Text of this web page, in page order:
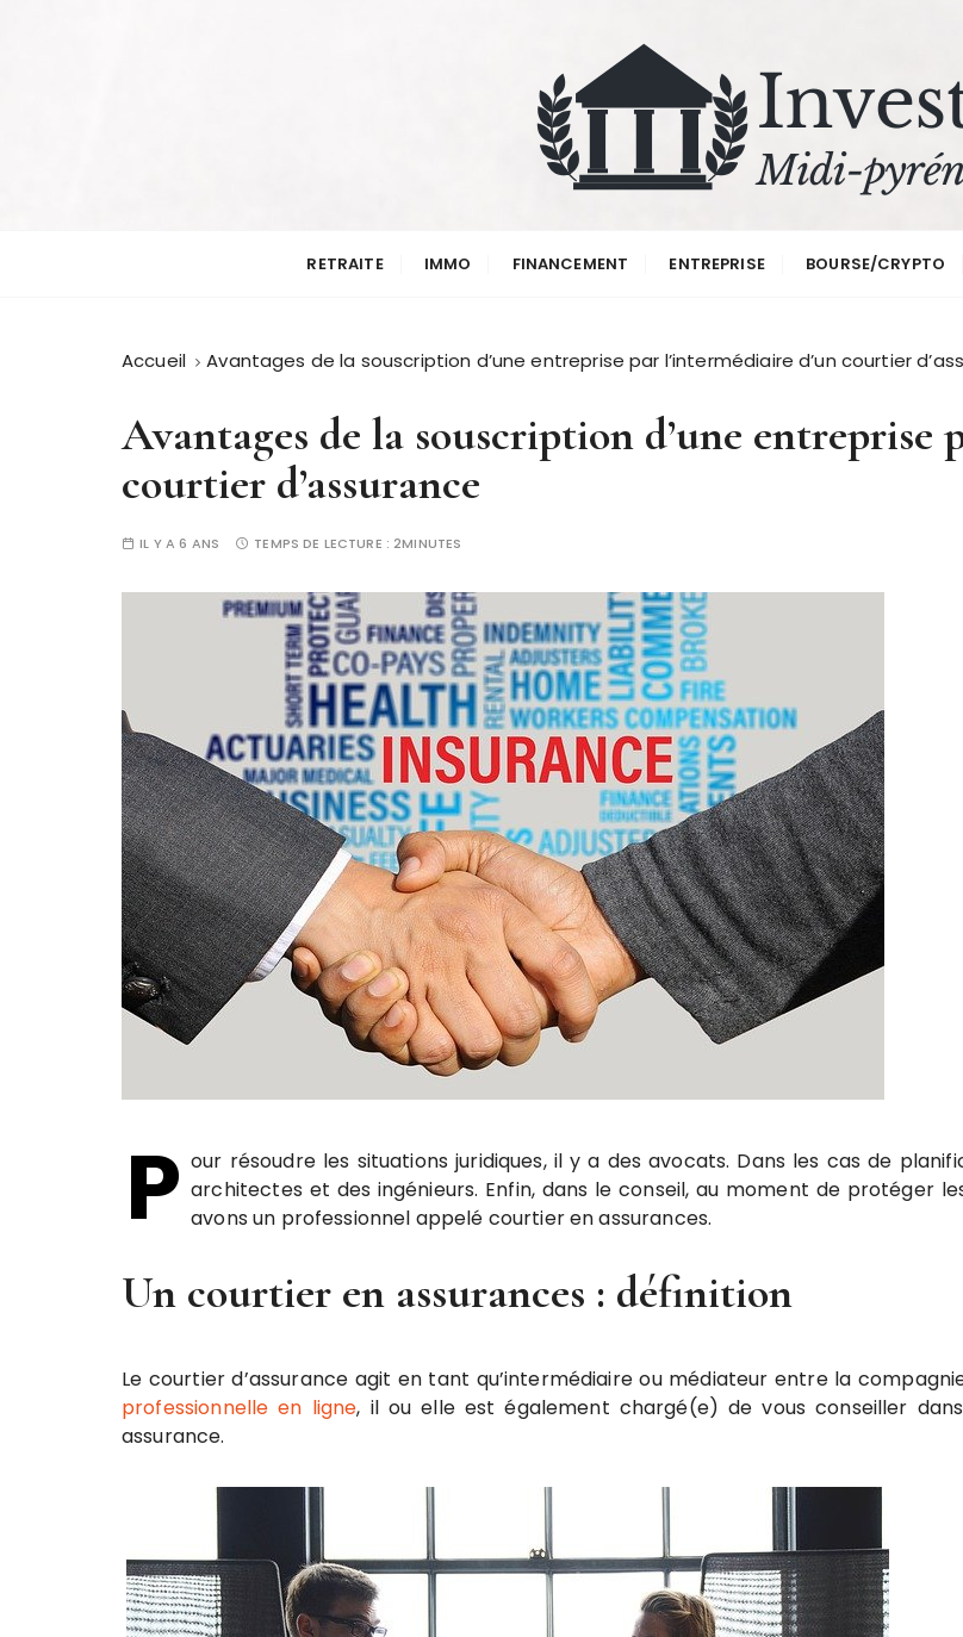
Invest in midipyrenees
RETRAITE IMMO FINANCEMENT ENTREPRISE BOURSE/CRYPTO
Accueil Avantages de la souscription d’une entreprise par l’intermédiaire d’un courtier
Avantages de la souscription d’une entreprise
courtier d’assurance
IL Y A 6 ANS TEMPS DE LECTURE :2MINUTES
P our résoudre les situations juridiques, il y a des avocats. Dans les cas de
architectes et des ingénieurs. Enfin, dans le conseil, au moment de protéger
avons un professionnel appelé courtier en assurances.
Un courtier en assurances : définition
Le courtier d’assurance agit en tant qu’intermédiaire ou médiateur entre la
professionnelle en ligne, il ou elle est également chargé(e) de vous conseiller
assurance.